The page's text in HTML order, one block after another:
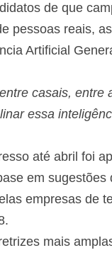
de que
pessoas reais,
Artificial
casais,
essa
até abril foi
em
empresas de
mais